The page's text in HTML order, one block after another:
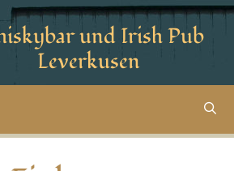
und Irish Pub
Leverkusen